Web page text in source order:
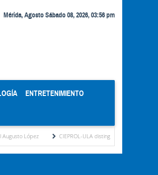
Mérida, Agosto Sábado 08, 2026, 03:56 pm
ENTRETENIMIENTO
CIEPROL-ULA distingue al municipio Zea como